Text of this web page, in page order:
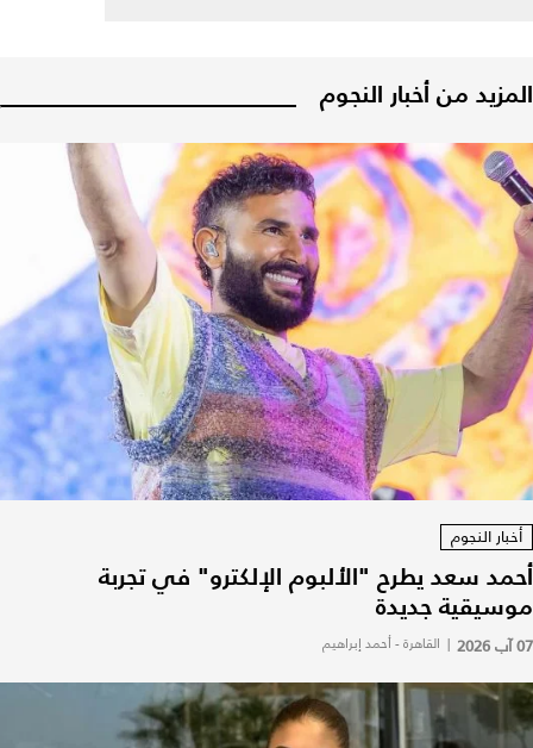
المزيد من أخبار النجوم
أخبار النجوم
أحمد سعد يطرح "الألبوم الإلكترو" في تجربة
موسيقية جديدة
07 آب 2026 | القاهرة - أحمد إبراهيم